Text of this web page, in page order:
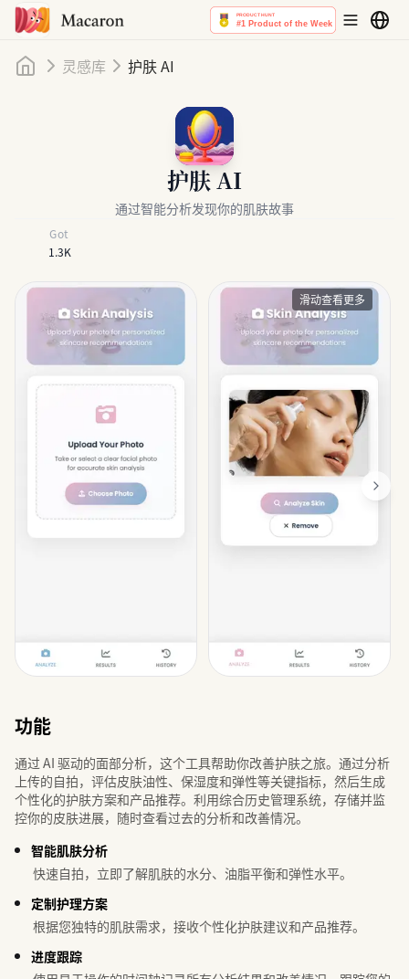
首页灵感库 护肤 AI
护肤 AI
通过智能分析发现你的肌肤故事
Got
1.3K
滑动查看更多
功能
通过 AI 驱动的面部分析，这个工具帮助你改善护肤之旅。通过分析
上传的自拍，评估皮肤油性、保湿度和弹性等关键指标，然后生成
个性化的护肤方案和产品推荐。利用综合历史管理系统，存储并监
控你的皮肤进展，随时查看过去的分析和改善情况。
智能肌肤分析
快速自拍，立即了解肌肤的水分、油脂平衡和弹性水平。
定制护理方案
根据您独特的肌肤需求，接收个性化护肤建议和产品推荐。
进度跟踪